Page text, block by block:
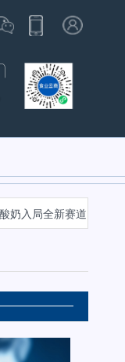
局全新赛道 « 绿茵流量